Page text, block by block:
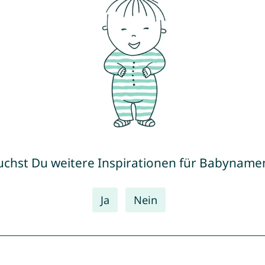
Du weitere Inspirationen für
Ja Nein